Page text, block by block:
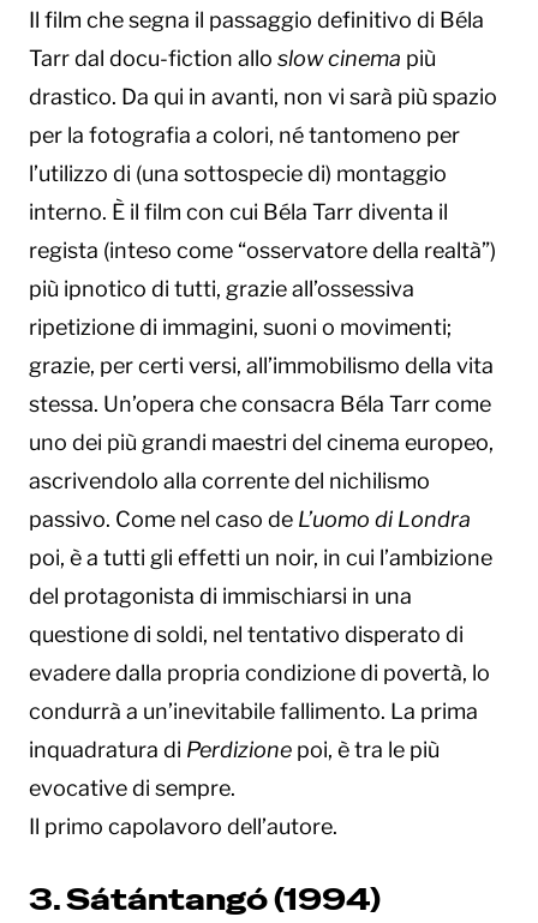
Il film che segna il passaggio definitivo di Béla
Tarr dal docu-fiction allo slow cinema più
drastico. Da qui in avanti, non vi sarà più spazio
per la fotografia a colori, né tantomeno per
l’utilizzo di (una sottospecie di) montaggio
interno. È il film con cui Béla Tarr diventa il
regista (inteso come “osservatore della realtà”)
più ipnotico di tutti, grazie all’ossessiva
ripetizione di immagini, suoni o movimenti;
grazie, per certi versi, all’immobilismo della vita
stessa. Un’opera che consacra Béla Tarr come
uno dei più grandi maestri del cinema europeo,
ascrivendolo alla corrente del nichilismo
passivo. Come nel caso de L’uomo di Londra
poi, è a tutti gli effetti un noir, in cui l’ambizione
del protagonista di immischiarsi in una
questione di soldi, nel tentativo disperato di
evadere dalla propria condizione di povertà, lo
condurrà a un’inevitabile fallimento. La prima
inquadratura di Perdizione poi, è tra le più
evocative di sempre.
Il primo capolavoro dell’autore.
3. Sátántangó (1994)